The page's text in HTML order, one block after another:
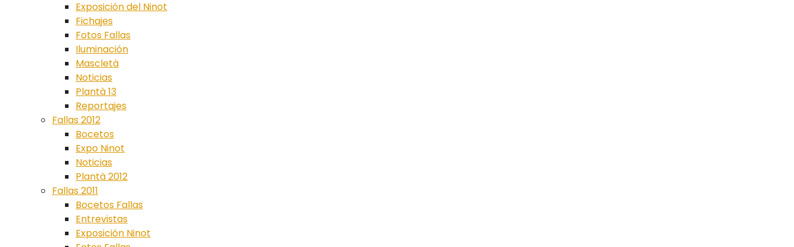
Exposición del Ninot
Fichajes
Fotos Fallas
Iluminación
Mascletà
Noticias
Plantà 13
Reportajes
Fallas 2012
Bocetos
Expo Ninot
Noticias
Plantà 2012
Fallas 2011
Bocetos Fallas
Entrevistas
Exposición Ninot